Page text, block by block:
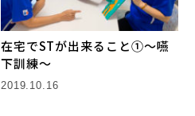
在宅でSTが出来ること①〜嚥
下訓練〜
2019.10.16